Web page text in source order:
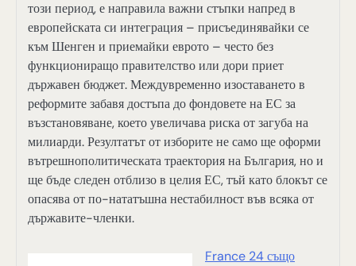
този период, е направила важни стъпки напред в
европейската си интеграция – присъединявайки се
към Шенген и приемайки еврото – често без
функциониращо правителство или дори приет
държавен бюджет. Междувременно изоставането в
реформите забавя достъпа до фондовете на ЕС за
възстановяване, което увеличава риска от загуба на
милиарди. Резултатът от изборите не само ще оформи
вътрешнополитическата траектория на България, но и
ще бъде следен отблизо в целия ЕС, тъй като блокът се
опасява от по-нататъшна нестабилност във всяка от
държавите-членки.
France 24 също